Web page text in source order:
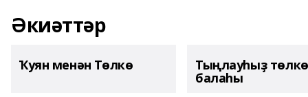
Әкиәттәр
Ҡуян менән Төлкө Тыңлауһыҙ төлкө
балаһы